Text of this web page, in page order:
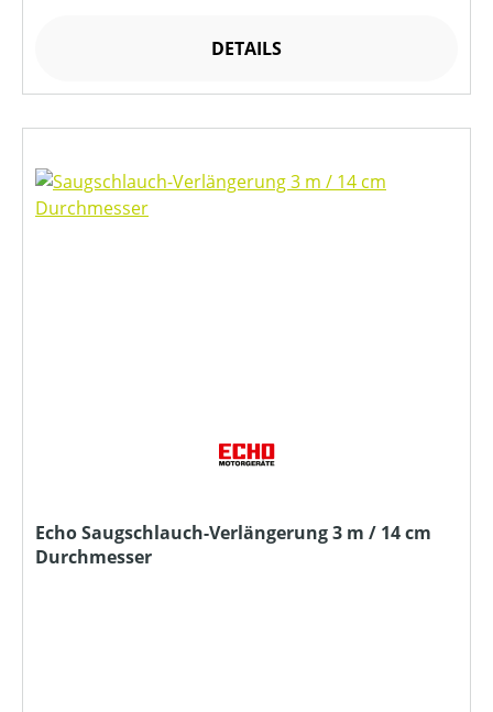
DETAILS
Echo Saugschlauch-Verlängerung 3 m / 14 cm
Durchmesser